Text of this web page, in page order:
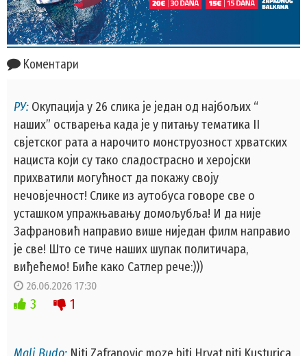
Коментари
РУ: Окупација у 26 слика је један од најбољих “
наших” остварења када је у питању тематика II
свјетског рата а нарочито монструозност хрватских
нациста који су тако сладострасно и херојски
прихватили могућност да покажу своју
нечовјечност! Слике из аутобуса говоре све о
усташком упражњавању домољубља! И да није
Зафрановић направио више ниједан филм направио
је све! Што се тиче наших шупак политичара,
виђећемо! Биће како Сатлер рече:)))
26.06.2026 17:30
3 1